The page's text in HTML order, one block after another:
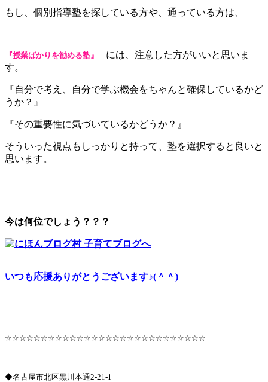
もし、個別指導塾を探している方や、通っている方は、
『授業ばかりを勧める塾』 には、注意した方がいいと思いま
す。
『自分で考え、自分で学ぶ機会をちゃんと確保しているかど
うか？』
『その重要性に気づいているかどうか？』
そういった視点もしっかりと持って、塾を選択すると良いと
思います。
今は何位でしょう？？？
いつも応援ありがとうございます♪(＾＾)
☆☆☆☆☆☆☆☆☆☆☆☆☆☆☆☆☆☆☆☆☆☆☆☆☆☆☆☆
◆名古屋市北区黒川本通2-21-1